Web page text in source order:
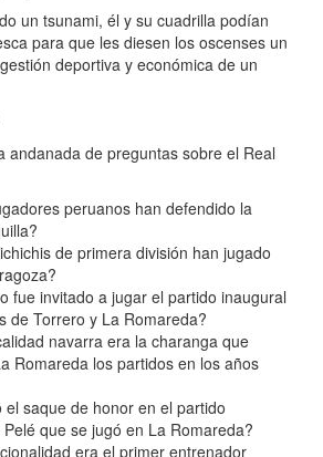
un tsunami, él y su cuadrilla podían
para que les diesen los oscenses un
deportiva y económica de un
de preguntas sobre el Real
peruanos han defendido la
de primera división han jugado
fue invitado a jugar el partido inaugural
de Torrero y La Romareda?
navarra era la charanga que
Romareda los partidos en los años
el saque de honor en el partido
que se jugó en La Romareda?
era el primer entrenador